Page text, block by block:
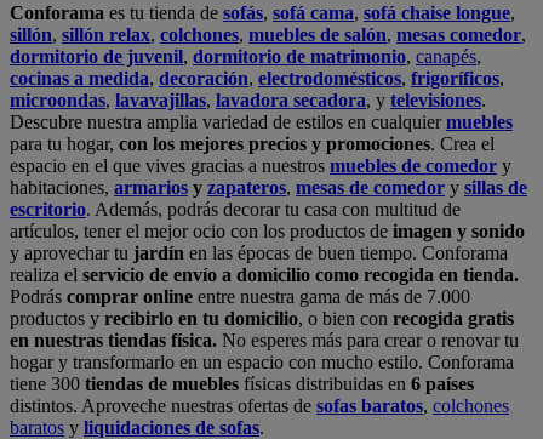
Conforama es tu tienda de sofás, sofá cama, sofá chaise longue,
sillón, sillón relax, colchones, muebles de salón, mesas comedor,
dormitorio de juvenil, dormitorio de matrimonio, canapés,
cocinas a medida, decoración, electrodomésticos, frigoríficos,
microondas, lavavajillas, lavadora secadora, y televisiones.
Descubre nuestra amplia variedad de estilos en cualquiermuebles
para tu hogar, con los mejores precios y promociones. Crea el
espacio en el que vives gracias a nuestros muebles de comedor y
habitaciones, armarios y zapateros, mesas de comedor y sillas de
escritorio. Además, podrás decorar tu casa con multitud de
artículos, tener el mejor ocio con los productos de imagen y sonido
y aprovechar tu jardín en las épocas de buen tiempo. Conforama
realiza el servicio de envío a domicilio como recogida en tienda.
Podrás comprar online entre nuestra gama de más de 7.000
productos y recibirlo en tu domicilio, o bien con recogida gratis
en nuestras tiendas física. No esperes más para crear o renovar tu
hogar y transformarlo en un espacio con mucho estilo. Conforama
tiene 300 tiendas de muebles físicas distribuidas en 6 países
distintos. Aproveche nuestras ofertas de sofas baratos, colchones
baratos y liquidaciones de sofas.